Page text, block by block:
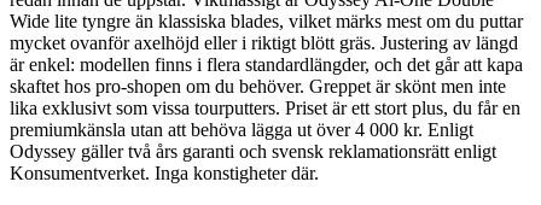
Wide lite tyngre än klassiska blades, vilket märks mest om du puttar
mycket ovanför axelhöjd eller i riktigt blött gräs. Justering av längd
är enkel: modellen finns i flera standardlängder, och det går att kapa
skaftet hos pro-shopen om du behöver. Greppet är skönt men inte
lika exklusivt som vissa tourputters. Priset är ett stort plus, du får en
premiumkänsla utan att behöva lägga ut över 4 000 kr. Enligt
Odyssey gäller två års garanti och svensk reklamationsrätt enligt
Konsumentverket. Inga konstigheter där.